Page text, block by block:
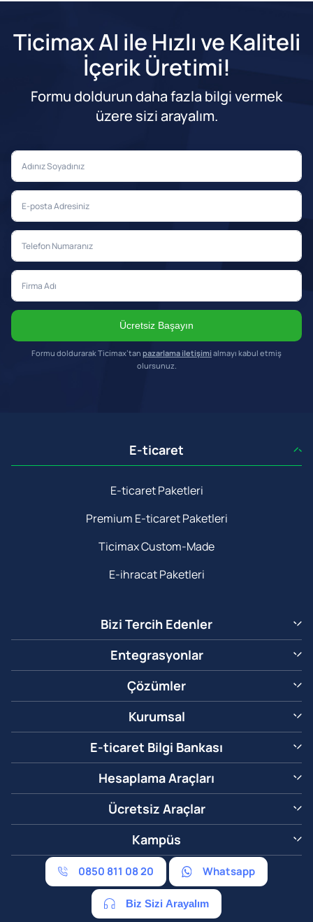
Ticimax AI ile Hızlı ve Kaliteli
İçerik Üretimi!
Formu doldurun daha fazla bilgi vermek
üzere sizi arayalım.
Ücretsiz Başayın
Formu doldurarak Ticimax’tan pazarlama iletişimialmayı kabul etmiş
olursunuz.
E-ticaret
E-ticaret Paketleri
Premium E-ticaret Paketleri
Ticimax Custom-Made
E-ihracat Paketleri
Bizi Tercih Edenler
Entegrasyonlar
Çözümler
Kurumsal
E-ticaret Bilgi Bankası
Hesaplama Araçları
Ücretsiz Araçlar
Kampüs
0850 811 08 20 Whatsapp
Biz Sizi Arayalım